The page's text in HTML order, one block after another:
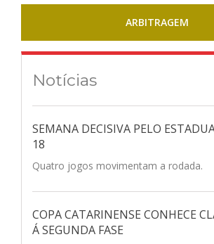
ARBITRAGEM
Notícias
SEMANA DECISIVA PELO
18
Quatro jogos movimentam a rodada.
COPA CATARINENSE CONHECE
Á SEGUNDA FASE